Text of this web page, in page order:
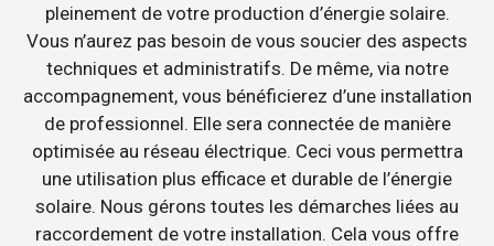
pleinement de votre production d’énergie solaire.
Vous n’aurez pas besoin de vous soucier des aspects
techniques et administratifs. De même, via notre
accompagnement, vous bénéficierez d’une installation
de professionnel. Elle sera connectée de manière
optimisée au réseau électrique. Ceci vous permettra
une utilisation plus efficace et durable de l’énergie
solaire. Nous gérons toutes les démarches liées au
raccordement de votre installation. Cela vous offre